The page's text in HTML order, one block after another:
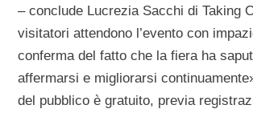
– conclude Lucrezia Sacchi di Taking
visitatori attendono l’evento con
conferma del fatto che la fiera ha
affermarsi e migliorarsi
del pubblico è gratuito, previa